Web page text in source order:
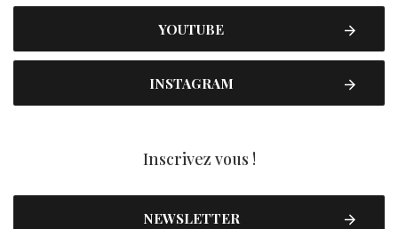
YOUTUBE
INSTAGRAM
Inscrivez vous !
NEWSLETTER